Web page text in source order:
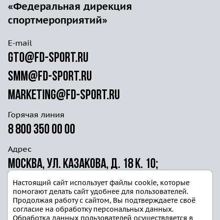
Куратор - Антипова Виктория Александровна
Электронная почта:v.antipova@fd-sport.ru
Северо-Западный федеральный округ:
Куратор - Пономарёва Евгения
Александровна
Электронная почта:
sport.ru
Северо-Кавказский федеральный округ:
Куратор - Калашников Станислав Геннадьевич
Сибирский федеральный округ:
Куратор - Комарова Марина Николаевна
Электронная почта:m.komarova@fd-sport.ru
Уральский федеральный округ:
«Федеральная дирекция
спортмероприятий»
E-mail
gto@fd-sport.ru
smm@fd-sport.ru
marketing@fd-sport.ru
Горячая линия
8 800 350 00 00
Адрес
Москва, ул. Казакова, д. 18 к. 10;
ул. Волочаевская д. 40г ст. 4
Настоящий сайт использует файлы cookie, которые
помогают делать сайт удобнее для пользователей.
Продолжая работу с сайтом, Вы подтверждаете своё
согласие на обработку персональных данных.
Обработка данных пользователей осуществляется в